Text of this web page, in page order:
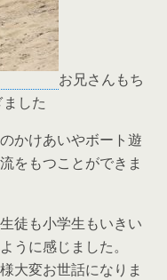
お兄さんもち
した
かけあいやボート遊
をもつことができま
徒も小学生もいきい
うに感じました。
大変お世話になりま